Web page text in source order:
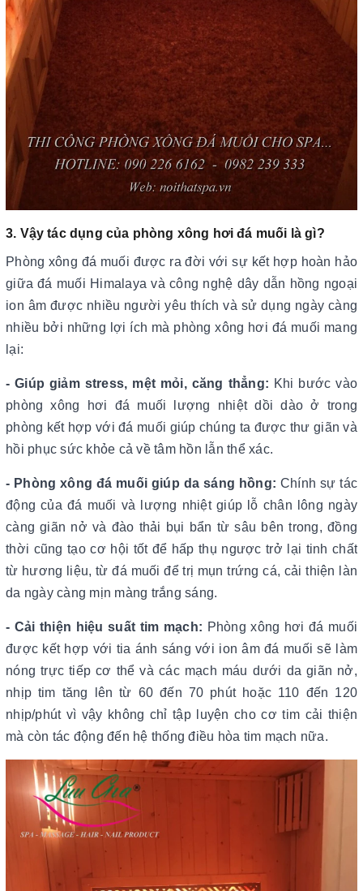
3. Vậy tác dụng của phòng xông hơi đá muối là gì?
Phòng xông đá muối được ra đời với sự kết hợp hoàn hảo
giữa đá muối Himalaya và công nghệ dây dẫn hồng ngoại
ion âm được nhiều người yêu thích và sử dụng ngày càng
nhiều bởi những lợi ích mà phòng xông hơi đá muối mang
lại:
- Giúp giảm stress, mệt mỏi, căng thẳng: Khi bước vào
phòng xông hơi đá muối lượng nhiệt dồi dào ở trong
phòng kết hợp với đá muối giúp chúng ta được thư giãn và
hồi phục sức khỏe cả về tâm hồn lẫn thể xác.
- Phòng xông đá muối giúp da sáng hồng: Chính sự tác
động của đá muối và lượng nhiệt giúp lỗ chân lông ngày
càng giãn nở và đào thải bụi bẩn từ sâu bên trong, đồng
thời cũng tạo cơ hội tốt để hấp thụ ngược trở lại tinh chất
từ hương liệu, từ đá muối để trị mụn trứng cá, cải thiện làn
da ngày càng mịn màng trắng sáng.
- Cải thiện hiệu suất tim mạch: Phòng xông hơi đá muối
được kết hợp với tia ánh sáng với ion âm đá muối sẽ làm
nóng trực tiếp cơ thể và các mạch máu dưới da giãn nở,
nhịp tim tăng lên từ 60 đến 70 phút hoặc 110 đến 120
nhịp/phút vì vậy không chỉ tập luyện cho cơ tim cải thiện
mà còn tác động đến hệ thống điều hòa tim mạch nữa.